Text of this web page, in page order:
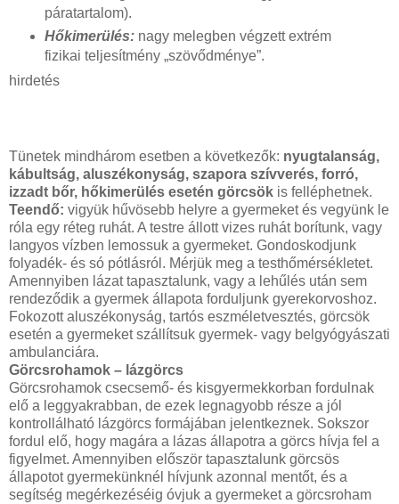
páratartalom).
Hőkimerülés:nagy melegben végzett extrém
fizikai teljesítmény „szövődménye”.
hirdetés
Tünetek mindhárom esetben a következők: nyugtalanság,
kábultság, aluszékonyság, szapora szívverés, forró,
izzadt bőr, hőkimerülés esetén görcsök is felléphetnek.
Teendő: vigyük hűvösebb helyre a gyermeket és vegyünk le
róla egy réteg ruhát. A testre állott vizes ruhát borítunk, vagy
langyos vízben lemossuk a gyermeket. Gondoskodjunk
folyadék- és só pótlásról. Mérjük meg a testhőmérsékletet.
Amennyiben lázat tapasztalunk, vagy a lehűlés után sem
rendeződik a gyermek állapota forduljunk gyerekorvoshoz.
Fokozott aluszékonyság, tartós eszméletvesztés, görcsök
esetén a gyermeket szállítsuk gyermek- vagy belgyógyászati
ambulanciára.
Görcsrohamok – lázgörcs
Görcsrohamok csecsemő- és kisgyermekkorban fordulnak
elő a leggyakrabban, de ezek legnagyobb része a jól
kontrollálható lázgörcs formájában jelentkeznek. Sokszor
fordul elő, hogy magára a lázas állapotra a görcs hívja fel a
figyelmet. Amennyiben először tapasztalunk görcsös
állapotot gyermekünknél hívjunk azonnal mentőt, és a
segítség megérkezéséig óvjuk a gyermeket a görcsroham